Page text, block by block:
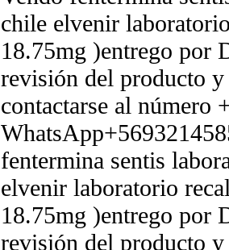
chile elvenir
18.75mg )entrego por
revisión del producto
contactarse al número
fentermina sentis
elvenir laboratorio
18.75mg )entrego por
revisión del producto